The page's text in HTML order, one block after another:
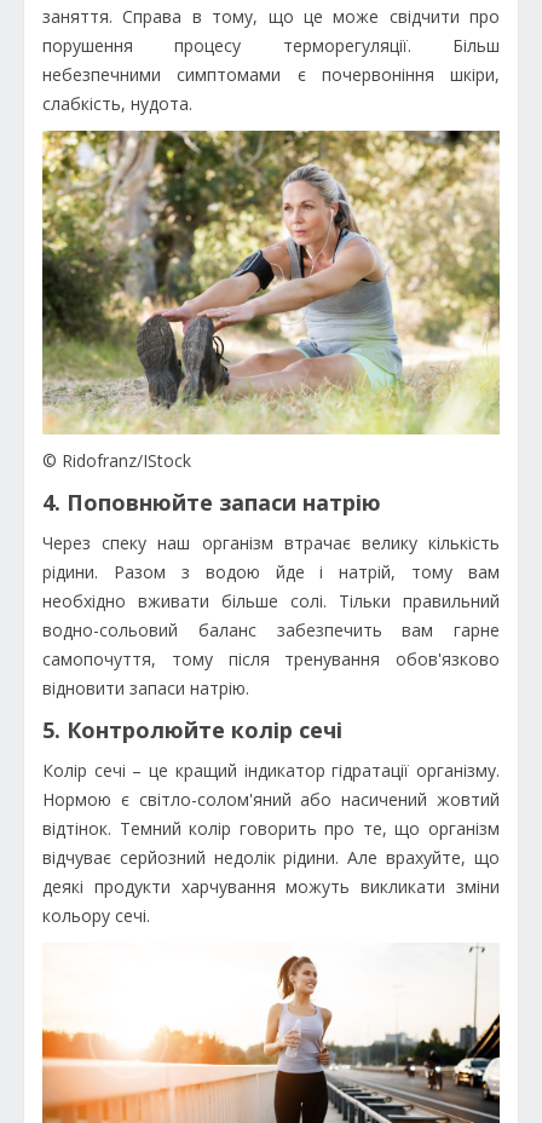
заняття. Справа в тому, що це може свідчити про
порушення процесу терморегуляції. Більш
небезпечними симптомами є почервоніння шкіри,
слабкість, нудота.
© Ridofranz/IStock
4. Поповнюйте запаси натрію
Через спеку наш організм втрачає велику кількість
рідини. Разом з водою йде і натрій, тому вам
необхідно вживати більше солі. Тільки правильний
водно-сольовий баланс забезпечить вам гарне
самопочуття, тому після тренування обов'язково
відновити запаси натрію.
5. Контролюйте колір сечі
Колір сечі – це кращий індикатор гідратації організму.
Нормою є світло-солом'яний або насичений жовтий
відтінок. Темний колір говорить про те, що організм
відчуває серйозний недолік рідини. Але врахуйте, що
деякі продукти харчування можуть викликати зміни
кольору сечі.